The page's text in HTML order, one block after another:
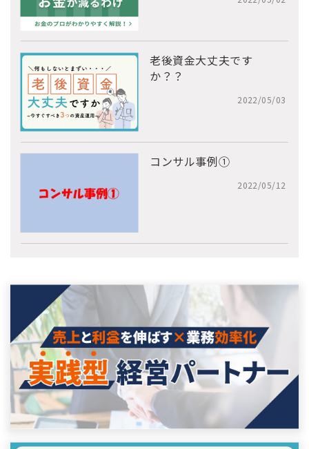
老後資金大丈夫です
か？？
2022/05/03
コンサル事例①
2022/05/12